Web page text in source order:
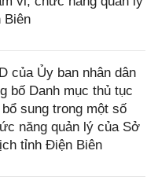
Biên
của Ủy ban nhân dân
bố Danh mục thủ tục
sung trong một số
năng quản lý của Sở
tỉnh Điện Biên